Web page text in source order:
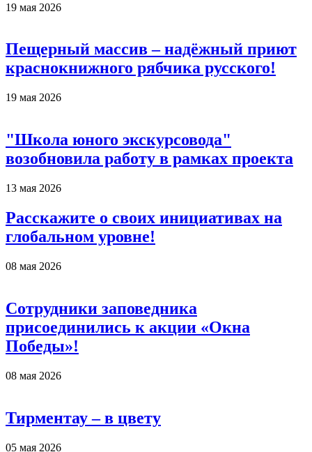
19 мая 2026
Пещерный массив – надёжный приют
краснокнижного рябчика русского!
19 мая 2026
"Школа юного экскурсовода"
возобновила работу в рамках проекта
13 мая 2026
Расскажите о своих инициативах на
глобальном уровне!
08 мая 2026
Сотрудники заповедника
присоединились к акции «Окна
Победы»!
08 мая 2026
Тирментау – в цвету
05 мая 2026